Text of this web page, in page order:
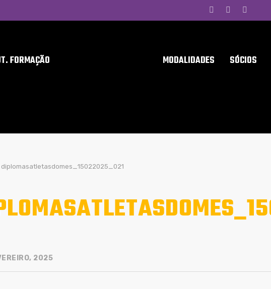
FORMAÇÃO MODALIDADES SÓCIOS
diplomasatletasdomes_15022025_021
2025